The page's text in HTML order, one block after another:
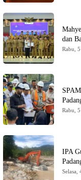
dan
Rabu,
Rabu,
IPA
Selasa,